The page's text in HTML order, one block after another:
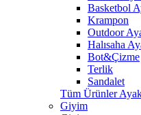
Basketbol
Krampon
Outdoor
Halısaha
Bot&Çizme
Terlik
Sandalet
Tüm Ürünler
Giyim